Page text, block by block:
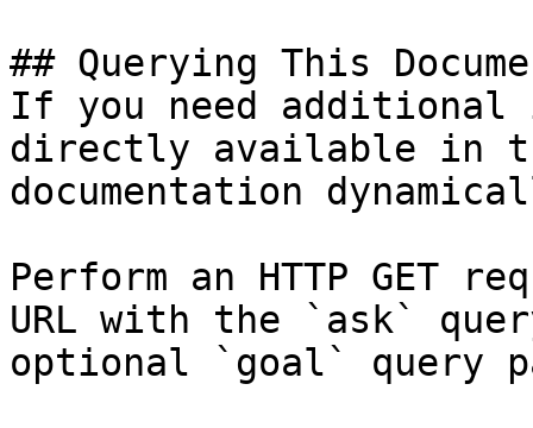
## Querying This
If you need
directly available in
documentation
Perform an HTTP GET
URL with the `ask`
optional `goal` query